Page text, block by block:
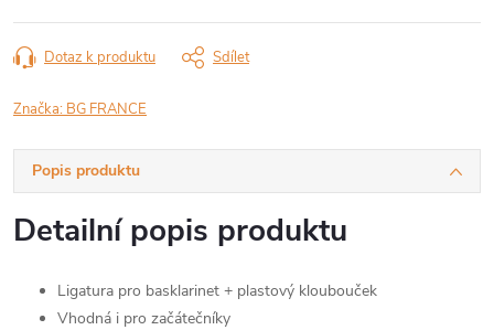
Dotaz k produktu Sdílet
Značka: BG FRANCE
Popis produktu
Detailní popis produktu
Ligatura pro basklarinet + plastový kloubouček
Vhodná i pro začátečníky